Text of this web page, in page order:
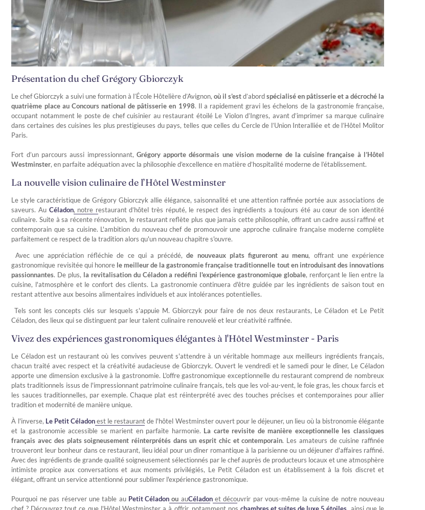
Présentation du chef Grégory Gbiorczyk
Le chef Gbiorczyk a suivi une formation à l’École Hôtelière d’Avignon, où il s’estd’abordspécialisé en pâtisserie et a décroché la
quatrième place au Concours national de pâtisserie en 1998. Il a rapidement gravi les échelons de la gastronomie française,
occupant notamment le poste de chef cuisinier au restaurant étoilé Le Violon d’Ingres, avant d’imprimer sa marque culinaire
dans certaines des cuisines les plus prestigieuses du pays, telles que celles du Cercle de l’Union Interalliée et de l’Hôtel Molitor
Paris.
Fort d’un parcours aussi impressionnant, Grégory apporte désormais une vision moderne de la cuisine française à l’Hôtel
Westminster, en parfaite adéquation avec la philosophie d’excellence en matière d’hospitalité moderne de l’établissement.
La nouvelle vision culinaire de l’Hôtel Westminster
Le style caractéristique de Grégory Gbiorczyk allie élégance, saisonnalité et une attention raffinée portée aux associations de
saveurs. Au Céladon, notre restaurant d’hôtel très réputé, le respect des ingrédients a toujours été au cœur de son identité
culinaire. Suite à sa récente rénovation, le restaurant reflète plus que jamais cette philosophie, offrant un cadre aussi raffiné et
contemporain que sa cuisine. L'ambition du nouveau chef de promouvoir une approche culinaire française moderne complète
parfaitement ce respect de la tradition alors qu'un nouveau chapitre s'ouvre.
Avec une appréciation réfléchie de ce qui a précédé,de nouveaux plats figureront au menu, offrant une expérience
gastronomique revisitée qui honore le meilleur de la gastronomie française traditionnelle tout en introduisant des innovations
passionnantes. De plus, la revitalisation du Céladon a redéfini l'expérience gastronomique globale, renforçant le lien entre la
cuisine, l'atmosphère et le confort des clients. La gastronomie continuera d'être guidée par les ingrédients de saison tout en
restant attentive aux besoins alimentaires individuels et aux intolérances potentielles.
Tels sont les concepts clés sur lesquels s'appuie M. Gbiorczyk pour faire de nos deux restaurants, Le Céladon et Le Petit
Céladon, des lieux qui se distinguent par leur talent culinaire renouvelé et leur créativité raffinée.
Vivez des expériences gastronomiques élégantes à l'Hôtel Westminster - Paris
Le Céladon est un restaurant où les convives peuvent s'attendre à un véritable hommage aux meilleurs ingrédients français,
chacun traité avec respect et la créativité audacieuse de Gbiorczyk. Ouvert le vendredi et le samedi pour le dîner, Le Céladon
apporte une dimension exclusive à la gastronomie. L'offre gastronomique exceptionnelle du restaurant comprend de nombreux
plats traditionnels issus de l'impressionnant patrimoine culinaire français, tels que les vol-au-vent, le foie gras, les choux farcis et
les sauces traditionnelles, par exemple. Chaque plat est réinterprété avec des touches précises et contemporaines pour allier
tradition et modernité de manière unique.
À l'inverse, Le Petit Céladonest le restaurant de l'hôtel Westminster ouvert pour le déjeuner, un lieu où la bistronomie élégante
et la gastronomie accessible se marient en parfaite harmonie. La carte revisite de manière exceptionnelle les classiques
français avec des plats soigneusement réinterprétés dans un esprit chic et contemporain. Les amateurs de cuisine raffinée
trouveront leur bonheur dans ce restaurant, lieu idéal pour un dîner romantique à la parisienne ou un déjeuner d'affaires raffiné.
Avec des ingrédients de grande qualité soigneusement sélectionnés par le chef auprès de producteurs locaux et une atmosphère
intimiste propice aux conversations et aux moments privilégiés, Le Petit Céladon est un établissement à la fois discret et
élégant, offrant un service attentionné pour sublimer l'expérience gastronomique.
Pourquoi ne pas réserver une table au Petit Céladon ou auCéladonet découvrir par vous-même la cuisine de notre nouveau